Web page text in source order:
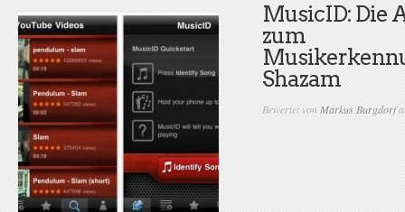
MusicID: Die
zum
Shazam
Bewertet vonMarkus Burgdorf